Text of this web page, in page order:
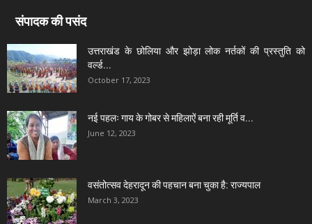
संपादक की पसंद
उत्तराखंड के छोलिया और झोड़ा लोक नर्तकों की प्रस्तुति को
वर्ल्ड...
October 17, 2023
नई पहलः गाय के गोबर से महिलाऐं बना रही मूर्ति व...
June 12, 2023
वसंतोत्सव देहरादून की पहचान बना चुका है: राज्यपाल
March 3, 2023